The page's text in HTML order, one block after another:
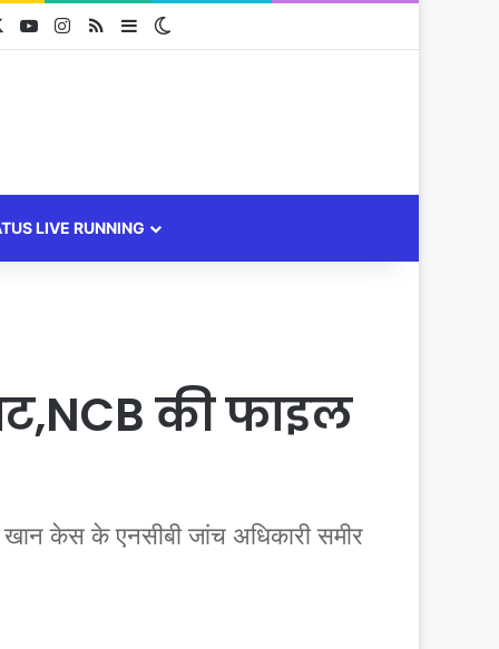
YouTubeInstagram
RSS Sidebar
LIVE RUNNING
की फाइल
केस के एनसीबी जांच अधिकारी समीर